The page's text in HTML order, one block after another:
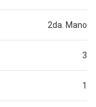
2da. Mano
3
1